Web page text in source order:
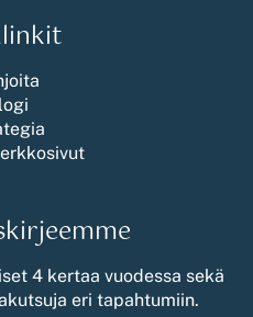
4 kertaa vuodessa sekä
eri tapahtumiin.